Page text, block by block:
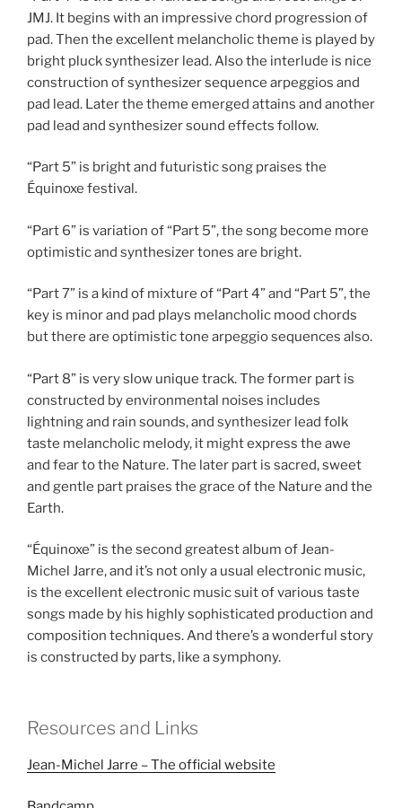
JMJ. It begins with an impressive chord progression of
pad. Then the excellent melancholic theme is played by
bright pluck synthesizer lead. Also the interlude is nice
construction of synthesizer sequence arpeggios and
pad lead. Later the theme emerged attains and another
pad lead and synthesizer sound effects follow.
“Part 5” is bright and futuristic song praises the
Équinoxe festival.
“Part 6” is variation of “Part 5”, the song become more
optimistic and synthesizer tones are bright.
“Part 7” is a kind of mixture of “Part 4” and “Part 5”, the
key is minor and pad plays melancholic mood chords
but there are optimistic tone arpeggio sequences also.
“Part 8” is very slow unique track. The former part is
constructed by environmental noises includes
lightning and rain sounds, and synthesizer lead folk
taste melancholic melody, it might express the awe
and fear to the Nature. The later part is sacred, sweet
and gentle part praises the grace of the Nature and the
Earth.
“Équinoxe” is the second greatest album of Jean-
Michel Jarre, and it’s not only a usual electronic music,
is the excellent electronic music suit of various taste
songs made by his highly sophisticated production and
composition techniques. And there’s a wonderful story
is constructed by parts, like a symphony.
Resources and Links
Jean-Michel Jarre – The official website